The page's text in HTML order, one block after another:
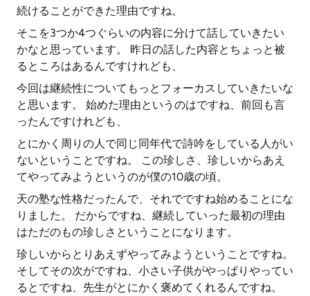
続けることができた理由ですね。
そこを3つか4つぐらいの内容に分けて話していきたい
かなと思っています。 昨日の話した内容とちょっと被
るところはあるんですけれども、
今回は継続性についてもっとフォーカスしていきたいな
と思います。 始めた理由というのはですね、前回も言
ったんですけれども、
とにかく周りの人で同じ同年代で詩吟をしている人がい
ないということですね。 この珍しさ、珍しいからあえ
てやってみようというのが僕の10歳の頃。
天の塾な性格だったんで、それでですね始めることにな
りました。 だからですね、継続していった最初の理由
はただのもの珍しさということになります。
珍しいからとりあえずやってみようということですね。
そしてその次がですね、小さい子供がやっぱりやってい
るとですね、先生がとにかく褒めてくれるんですね。